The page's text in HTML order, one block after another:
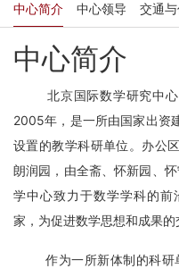
中心简介 中心领导 交通
中心简介
北京国际数学研究中心
2005年，是一所由国家出资
设置的教学科研单位。办公
朗润园，由全斋、怀新园、
学中心致力于数学学科的
家，为促进数学思想和成果的
作为一所新体制的科研单